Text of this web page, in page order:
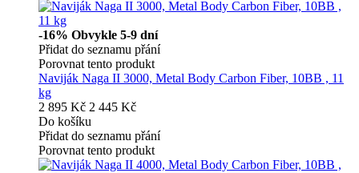
-16% Obvykle 5-9 dní
Přidat do seznamu přání
Porovnat tento produkt
Naviják Naga II 3000, Metal Body Carbon Fiber, 10BB , 11
kg
2 895 Kč 2 445 Kč
Do košíku
Přidat do seznamu přání
Porovnat tento produkt